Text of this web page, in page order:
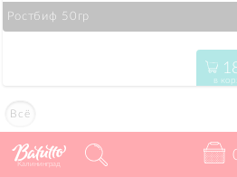
Всё
Ростбиф 50гр
в
Калининград